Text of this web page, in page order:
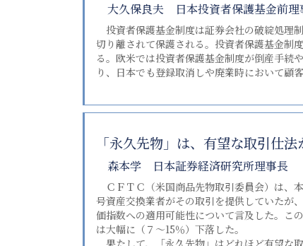
大久保良夫 日本投資者保護基金前理
投資者保護基金制度は証券会社の破綻処理
切り離されて保護される。投資者保護基金制
る。欧米では投資者保護基金制度が倒産手続
り、日本でも登録取消しや廃業時において顧
「永久先物」は、有望な取引仕法
森本学 日本証券経済研究所理事長
ＣＦＴＣ（米国商品先物取引委員会）は、
号資産交換業者がその取引を提供していたが
価指数への適用可能性について言及した。こ
は大幅に（７～15％）下落した。
果たして、「永久先物」はどれほど有望な